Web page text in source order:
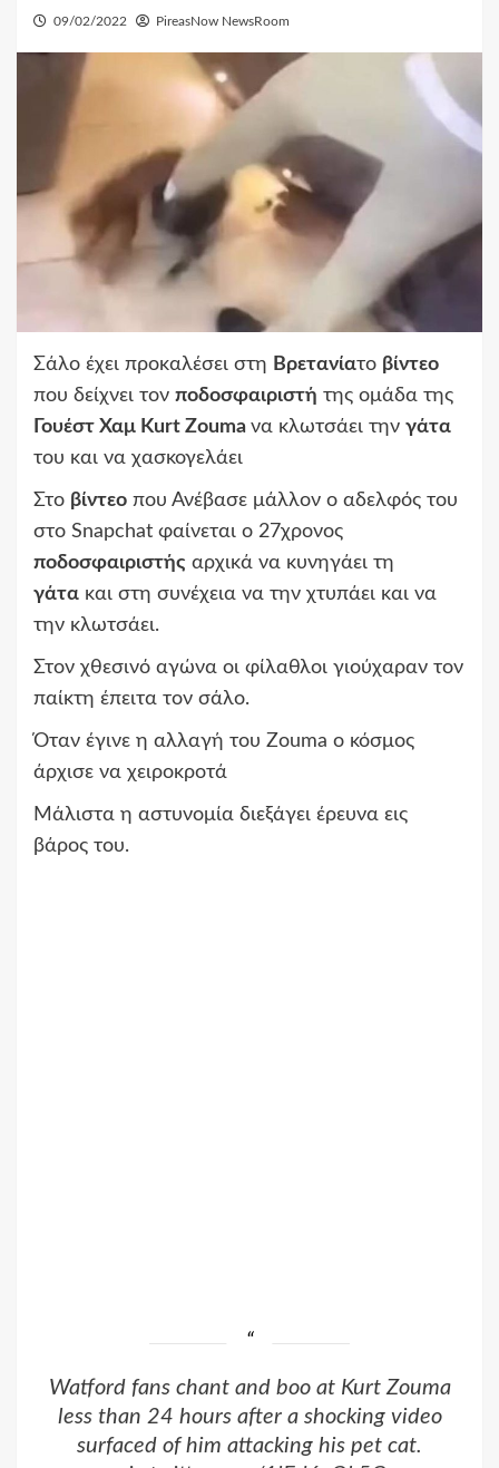
09/02/2022 PireasNow NewsRoom
Σάλο έχει προκαλέσει στη Βρετανίατο βίντεο
που δείχνει τον ποδοσφαιριστή της ομάδα της
Γουέστ Χαμ Kurt Zouma να κλωτσάει την γάτα
του και να χασκογελάει
Στο βίντεο που Ανέβασε μάλλον ο αδελφός του
στο Snapchat φαίνεται ο 27χρονος
ποδοσφαιριστής αρχικά να κυνηγάει τη
γάτα και στη συνέχεια να την χτυπάει και να
την κλωτσάει.
Στον χθεσινό αγώνα οι φίλαθλοι γιούχαραν τον
παίκτη έπειτα τον σάλο.
Όταν έγινε η αλλαγή του Zouma ο κόσμος
άρχισε να χειροκροτά
Μάλιστα η αστυνομία διεξάγει έρευνα εις
βάρος του.
Watford fans chant and boo at Kurt Zouma
less than 24 hours after a shocking video
surfaced of him attacking his pet cat.